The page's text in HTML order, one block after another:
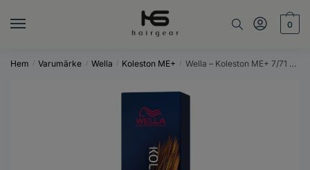
0
Hem / Varumärke / Wella / Koleston ME+ / Wella – Koleston ME+ 7/71 – 60 ml